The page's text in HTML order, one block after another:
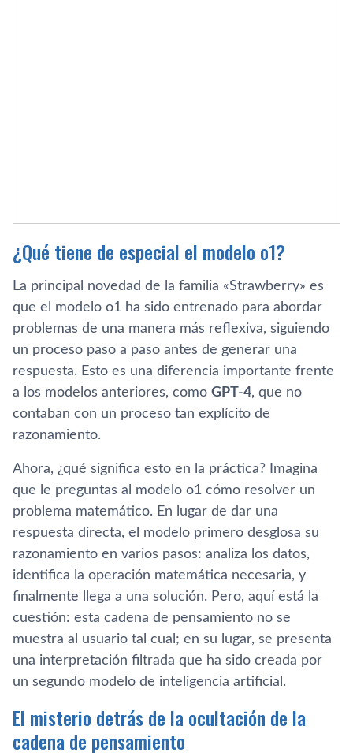
¿Qué tiene de especial el modelo o1?
La principal novedad de la familia «Strawberry» es
que el modelo o1 ha sido entrenado para abordar
problemas de una manera más reflexiva, siguiendo
un proceso paso a paso antes de generar una
respuesta. Esto es una diferencia importante frente
a los modelos anteriores, como GPT-4, que no
contaban con un proceso tan explícito de
razonamiento.
Ahora, ¿qué significa esto en la práctica? Imagina
que le preguntas al modelo o1 cómo resolver un
problema matemático. En lugar de dar una
respuesta directa, el modelo primero desglosa su
razonamiento en varios pasos: analiza los datos,
identifica la operación matemática necesaria, y
finalmente llega a una solución. Pero, aquí está la
cuestión: esta cadena de pensamiento no se
muestra al usuario tal cual; en su lugar, se presenta
una interpretación filtrada que ha sido creada por
un segundo modelo de inteligencia artificial.
El misterio detrás de la ocultación de la
cadena de pensamiento